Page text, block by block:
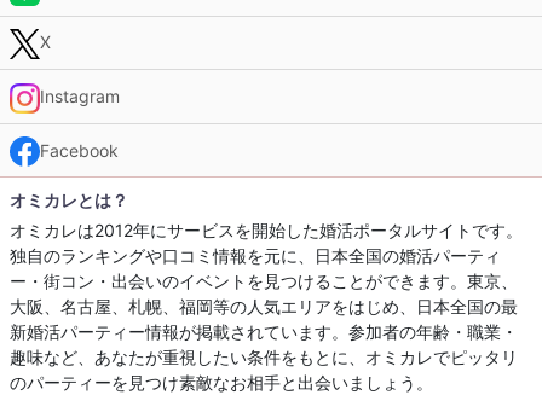
X
Instagram
Facebook
オミカレとは？
オミカレは2012年にサービスを開始した婚活ポータルサイトです。
独自のランキングや口コミ情報を元に、日本全国の婚活パーティ
ー・街コン・出会いのイベントを見つけることができます。東京、
大阪、名古屋、札幌、福岡等の人気エリアをはじめ、日本全国の最
新婚活パーティー情報が掲載されています。参加者の年齢・職業・
趣味など、あなたが重視したい条件をもとに、オミカレでピッタリ
のパーティーを見つけ素敵なお相手と出会いましょう。